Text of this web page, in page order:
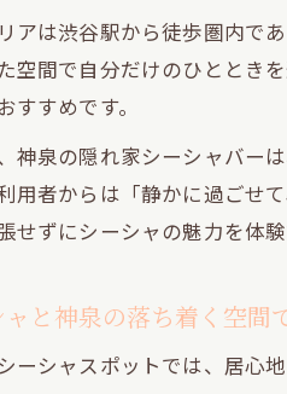
アは渋谷駅から徒歩圏内で
空間で自分だけのひととき
すすめです。
神泉の隠れ家シーシャバー
用者からは「静かに過ごせ
せずにシーシャの魅力を体験
ャと神泉の落ち着く空間
ーシャスポットでは、居心